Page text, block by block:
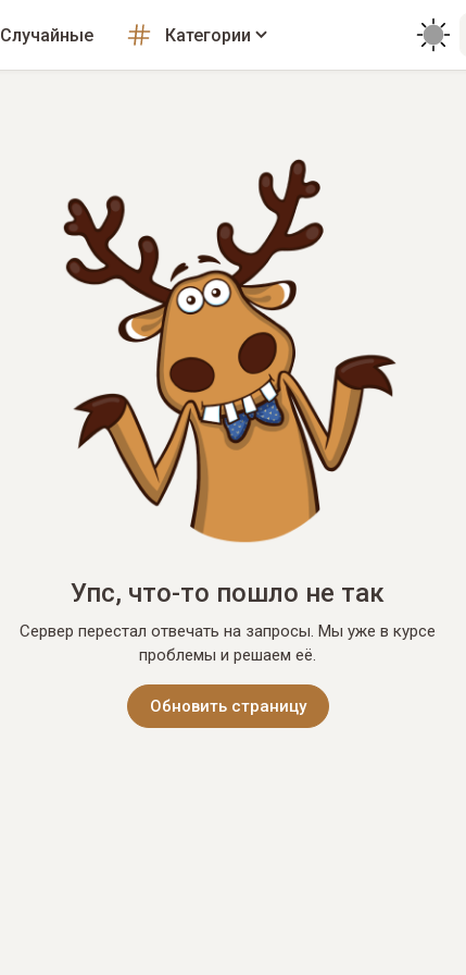
Случайные Категории
Упс, что-то пошло не так
Сервер перестал отвечать на запросы. Мы уже в курсе
проблемы и решаем её.
Обновить страницу